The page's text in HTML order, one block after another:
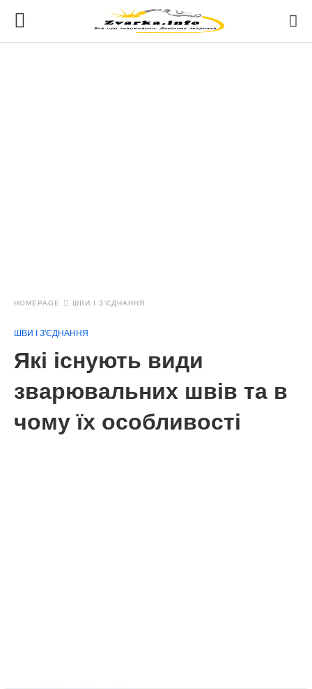
HOMEPAGE ШВИ І З'ЄДНАННЯ
ШВИ І З'ЄДНАННЯ
Які існують види
зварювальних швів та в
чому їх особливості